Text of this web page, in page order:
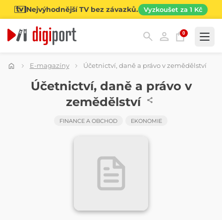
Nejvýhodnější TV bez závazků. Vyzkoušet za 1 Kč
0
Kategorie
E-magazíny Účetnictví, daně a právo v zemědělství
ČASOPISÚčetnictví, daně a právo v
zemědělství
FINANCE A OBCHOD EKONOMIE